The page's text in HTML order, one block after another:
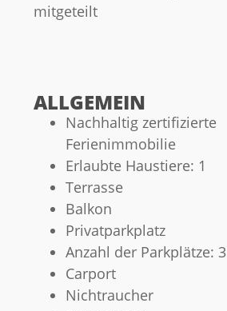
mitgeteilt
ALLGEMEIN
Nachhaltig zertifizierte
Ferienimmobilie
Erlaubte Haustiere: 1
Terrasse
Balkon
Privatparkplatz
Anzahl der Parkplätze: 3
Carport
Nichtraucher